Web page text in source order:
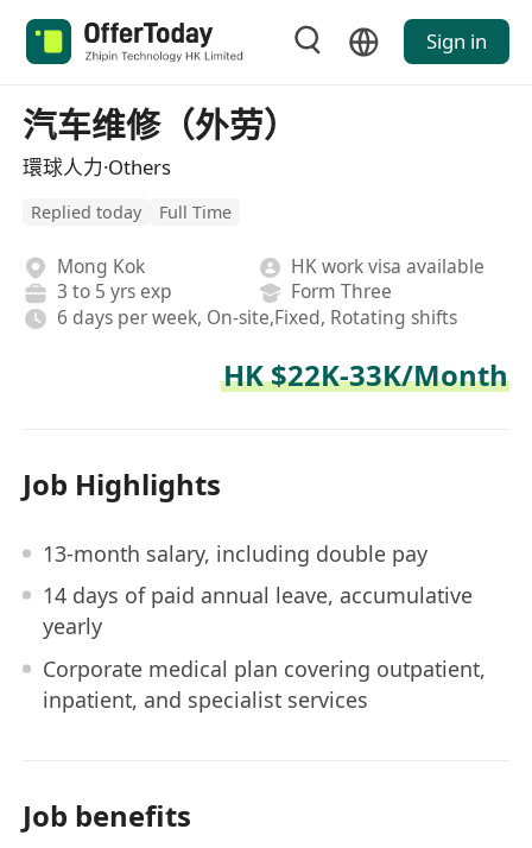
Sign in
汽车维修（外劳）
環球人力·Others
Replied today Full Time
Mong Kok
HK work visa available
3 to 5 yrs exp
Form Three
6 days per week, On-site,Fixed, Rotating shifts
HK $22K-33K/Month
Job Highlights
13-month salary, including double pay
14 days of paid annual leave, accumulative
yearly
Corporate medical plan covering outpatient,
inpatient, and specialist services
Job benefits